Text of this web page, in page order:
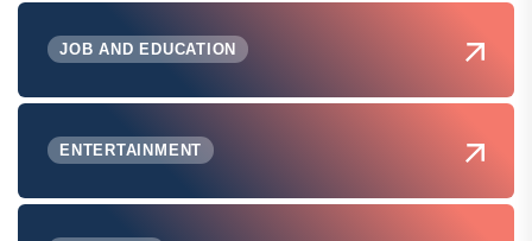
JOB AND EDUCATION
ENTERTAINMENT